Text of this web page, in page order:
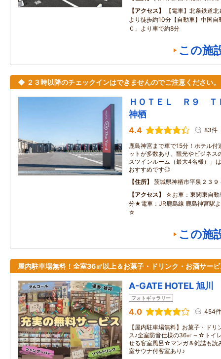
アクセス
【電車】北条鉄道
より徒歩約10分【自動車】中国自
Ｃ」より車で約8分
この施
◆ ２３時以降のチェックインはできませんのでご注意ください。
ＨＯＴＥＬ Ｒ９
神栖
4.4 83件
鹿島神宮まで車で15分！ホテル
ットが多数あり、観光やビジネス
スツインルーム（最大4名様）」
おすすめです◎
住所
茨城県神栖市平泉２３９
アクセス
☆お車：東関東自動
分★電車：JR鹿島線 鹿島神宮駅
☆
この施
屋内駐車場無料！全室36㎡以上＆お菓子・ドリンク・お酒サー
A-GATE HOTEL 旭川
フォトギャラリー
4.0 454件
【屋内駐車場無料】お菓子・ド
ス♪全室防音仕様の36㎡～☆トイ
せる客室風呂☆マンガ＆雑誌も読
室サウナ付客室あり♪